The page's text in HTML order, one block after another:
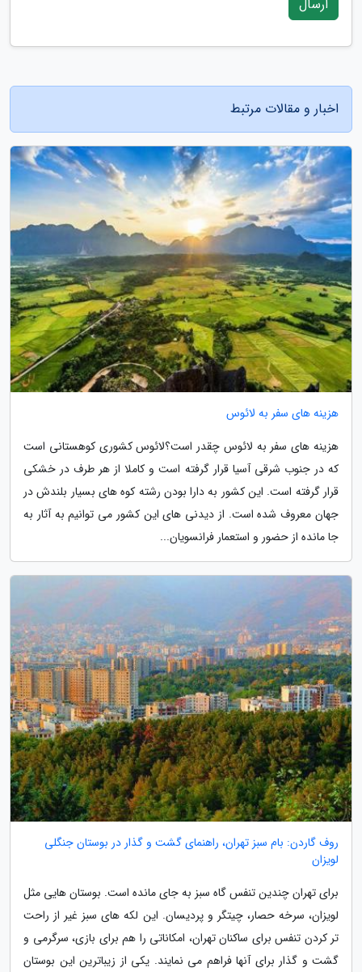
ارسال
اخبار و مقالات مرتبط
هزینه های سفر به لائوس
هزینه های سفر به لائوس چقدر است؟لائوس کشوری کوهستانی است
که در جنوب شرقی آسیا قرار گرفته است و کاملا از هر طرف در خشکی
قرار گرفته است. این کشور به دارا بودن رشته کوه های بسیار بلندش در
جهان معروف شده است. از دیدنی های این کشور می توانیم به آثار به
جا مانده از حضور و استعمار فرانسویان...
روف گاردن: بام سبز تهران، راهنمای گشت و گذار در بوستان جنگلی
لویزان
برای تهران چندین تنفس گاه سبز به جای مانده است. بوستان هایی مثل
لویزان، سرخه حصار، چیتگر و پردیسان. این لکه های سبز غیر از راحت
تر کردن تنفس برای ساکنان تهران، امکاناتی را هم برای بازی، سرگرمی و
گشت و گذار برای آنها فراهم می نمایند. یکی از زیباترین این بوستان